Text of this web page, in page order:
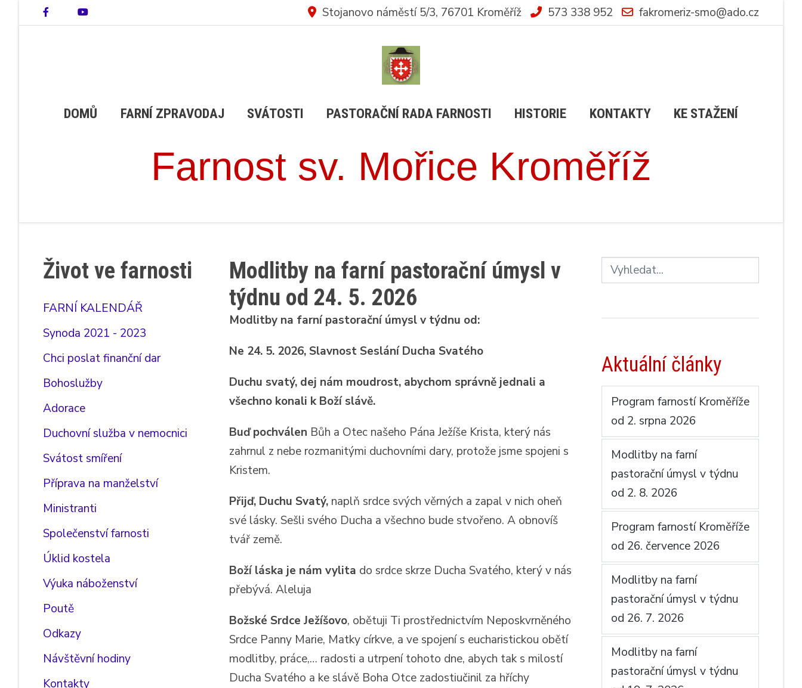
Stojanovo náměstí 5/3, 76701 Kroměříž 573 338 952 fakromeriz-smo@ado.cz
DOMŮ FARNÍ ZPRAVODAJ SVÁTOSTI PASTORAČNÍ RADA FARNOSTI HISTORIE KONTAKTY KE STAŽENÍ
Farnost sv. Mořice Kroměříž
Život ve farnosti
FARNÍ KALENDÁŘ
Synoda 2021 - 2023
Chci poslat finanční dar
Bohoslužby
Adorace
Duchovní služba v nemocnici
Svátost smíření
Příprava na manželství
Ministranti
Společenství farnosti
Úklid kostela
Výuka náboženství
Poutě
Odkazy
Návštěvní hodiny
Kontakty
Modlitby na farní pastorační úmysl v
týdnu od 24. 5. 2026
Modlitby na farní pastorační úmysl v týdnu od:
Ne 24. 5. 2026, Slavnost Seslání Ducha Svatého
Duchu svatý, dej nám moudrost, abychom správně jednali a
všechno konali k Boží slávě.
Buď pochválen Bůh a Otec našeho Pána Ježíše Krista, který nás
zahrnul z nebe rozmanitými duchovními dary, protože jsme spojeni s
Kristem.
Přijď, Duchu Svatý,naplň srdce svých věrných a zapal v nich oheň
své lásky. Sešli svého Ducha a všechno bude stvořeno. A obnovíš
tvář země.
Boží láska je nám vylita do srdce skrze Ducha Svatého, který v nás
přebývá. Aleluja
Božské Srdce Ježíšovo, obětuji Ti prostřednictvím Neposkvrněného
Srdce Panny Marie, Matky církve, a ve spojení s eucharistickou obětí
modlitby, práce,… radosti a utrpení tohoto dne, abych tak s milostí
Ducha Svatého a ke slávě Boha Otce zadostiučinil za hříchy
Aktuální články
Program farností Kroměříže
od 2. srpna 2026
Modlitby na farní
pastorační úmysl v týdnu
od 2. 8. 2026
Program farností Kroměříže
od 26. července 2026
Modlitby na farní
pastorační úmysl v týdnu
od 26. 7. 2026
Modlitby na farní
pastorační úmysl v týdnu